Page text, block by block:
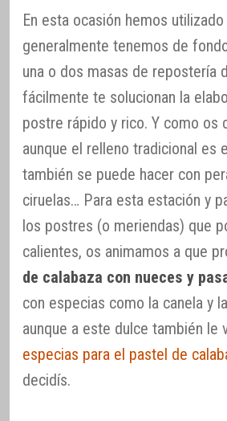
En esta ocasión hemos
generalmente tenemos de
una o dos masas de repostería
fácilmente te solucionan la
postre rápido y rico. Y como os
aunque el relleno tradicional es
también se puede hacer con
ciruelas… Para esta estación y
los postres (o meriendas) que
calientes, os animamos a que
de calabaza con nueces y
con especias como la canela y
aunque a este dulce también le
especias para el pastel de
decidís.